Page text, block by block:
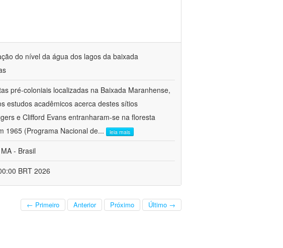
do nível da água dos lagos da baixada
pré-coloniais localizadas na Baixada Maranhense,
estudos acadêmicos acerca destes sítios
e Clifford Evans entranharam-se na floresta
1965 (Programa Nacional de... leia mais
- Brasil
BRT 2026
← Primeiro Anterior Próximo Último →